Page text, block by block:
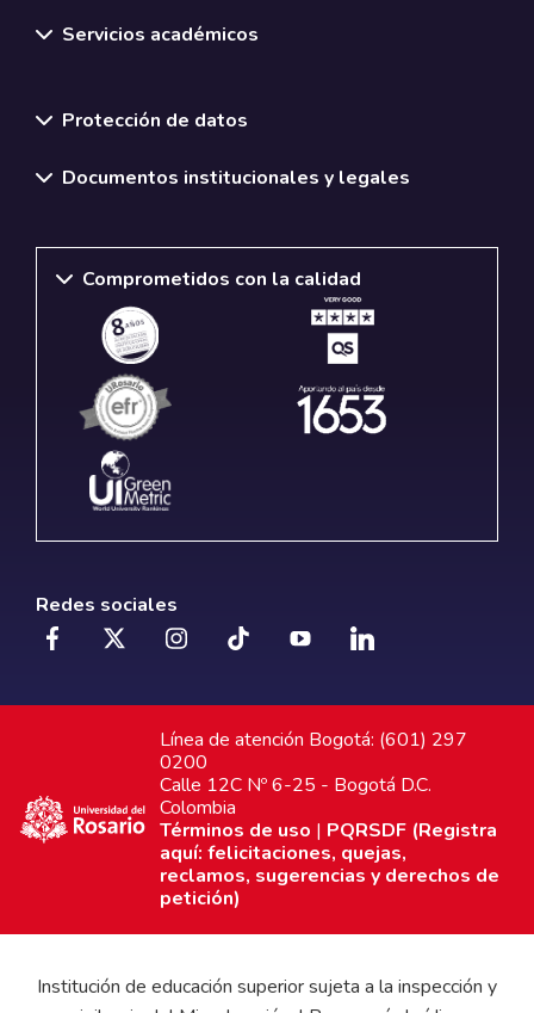
Servicios académicos
Protección de datos
Documentos institucionales y legales
Comprometidos con la calidad
Redes sociales
Línea de atención Bogotá: (601) 297
0200
Calle 12C Nº 6-25 - Bogotá D.C.
Colombia
Términos de uso | PQRSDF (Registra
aquí: felicitaciones, quejas,
reclamos, sugerencias y derechos de
petición)
Institución de educación superior sujeta a la inspección y